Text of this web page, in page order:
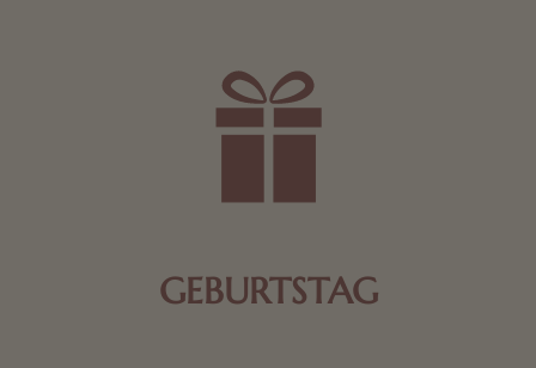
GEBURTSTAG